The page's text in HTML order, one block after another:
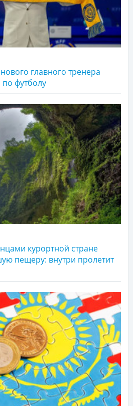
главного тренера
по футболу
курортной стране
пещеру: внутри пролетит